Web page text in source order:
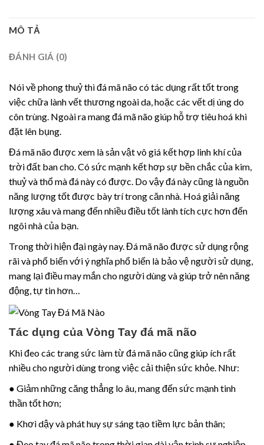
MÔ TẢ
ĐÁNH GIÁ (0)
Nói về phong thuỷ thì đá mã não có tác dụng rất tốt trong
việc chữa lành vết thương ngoài da, hoặc các vết dị úng do
côn trùng. Ngoài ra mang đá mã não giúp hỗ trợ tiêu hoá khi
đặt lên bụng.
Đá mã não được xem là sản vật vô giá kết hợp linh khí của
trời đất ban cho. Có sức mạnh kết hơp sự bền chắc của kim,
thuỷ và thổ mà đá này có được. Do vậy đá này cũng là nguồn
năng lượng tốt được bày trí trong căn nhà. Hoá giải năng
lượng xâu và mang đến nhiều điều tốt lành tích cực hơn đến
ngôi nhà của bạn.
Trong thời hiện đại ngày nay. Đá mã não được sử dụng rộng
rãi và phổ biến với ý nghĩa phổ biến là bảo vệ người sử dụng,
mang lại điều may mắn cho người dùng và giúp trở nên năng
động, tự tin hơn…
Tác dụng của Vòng Tay đá mã não
Khi đeo các trang sức làm từ đá mã não cũng giúp ích rất
nhiều cho người dùng trong việc cải thiện sức khỏe. Như:
● Giảm những căng thẳng lo âu, mang đến sức mạnh tinh
thần tốt hơn;
● Khơi dậy và phát huy sự sáng tạo tiềm lực bản thân;